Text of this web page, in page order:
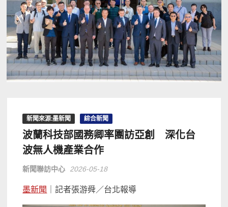
新聞來源:墨新聞 綜合新聞
波蘭科技部國務卿率團訪亞創 深化台
波無人機產業合作
新聞聯訪中心 2026-05-18
墨新聞 ｜記者張游舜／台北報導